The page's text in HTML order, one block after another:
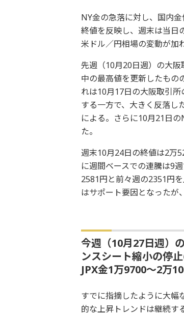
NY金の急落に対し、国内
終値を反映し、週末は当日
米ドル／円相場の変動が加
先週（10月20日週）の大
中の最高値を更新したもの
れは10月17日の大阪取引
する一方で、大きく反落し
による。さらに10月21日
た。
週末10月24日の終値は2万
に週間ベースでの連騰は9
2581円と前々週の2351円
はサポート要因となったが
今週（10月27日週）
ンスシート縮小の停
JPX金1万9700～2万
すでに指摘したように大幅
的な上昇トレンドは継続す